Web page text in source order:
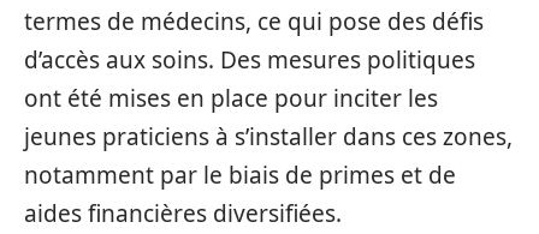
termes de médecins, ce qui pose des défis
d’accès aux soins. Des mesures politiques
ont été mises en place pour inciter les
jeunes praticiens à s’installer dans ces zones,
notamment par le biais de primes et de
aides financières diversifiées.